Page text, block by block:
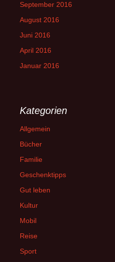
September 2016
August 2016
Juni 2016
April 2016
Januar 2016
Kategorien
Allgemein
Bücher
Familie
Geschenktipps
Gut leben
Kultur
Mobil
Reise
Sport